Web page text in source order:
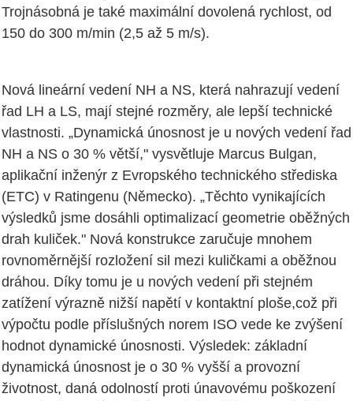
Trojnásobná je také maximální dovolená rychlost, od
150 do 300 m/min (2,5 až 5 m/s).
Nová lineární vedení NH a NS, která nahrazují vedení
řad LH a LS, mají stejné rozměry, ale lepší technické
vlastnosti. „Dynamická únosnost je u nových vedení řad
NH a NS o 30 % větší," vysvětluje Marcus Bulgan,
aplikační inženýr z Evropského technického střediska
(ETC) v Ratingenu (Německo). „Těchto vynikajících
výsledků jsme dosáhli optimalizací geometrie oběžných
drah kuliček." Nová konstrukce zaručuje mnohem
rovnoměrnější rozložení sil mezi kuličkami a oběžnou
dráhou. Díky tomu je u nových vedení při stejném
zatížení výrazně nižší napětí v kontaktní ploše,což při
výpočtu podle příslušných norem ISO vede ke zvýšení
hodnot dynamické únosnosti. Výsledek: základní
dynamická únosnost je o 30 % vyšší a provozní
životnost, daná odolností proti únavovému poškození